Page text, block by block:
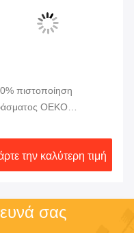
πιστοποίηση
OEKO
δεράτων
την καλύτερη τιμή
σας